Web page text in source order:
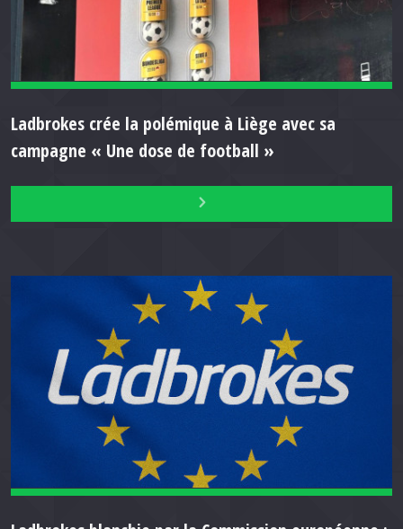
Ladbrokes crée la polémique à Liège avec sa
campagne « Une dose de football »